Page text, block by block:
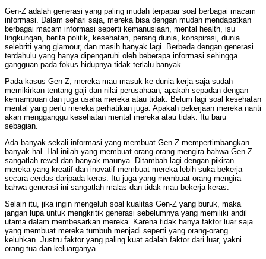
Gen-Z adalah generasi yang paling mudah terpapar soal berbagai macam
informasi. Dalam sehari saja, mereka bisa dengan mudah mendapatkan
berbagai macam informasi seperti kemanusiaan, mental health, isu
lingkungan, berita politik, kesehatan, perang dunia, konspirasi, dunia
selebriti yang glamour, dan masih banyak lagi. Berbeda dengan generasi
terdahulu yang hanya dipengaruhi oleh beberapa informasi sehingga
gangguan pada fokus hidupnya tidak terlalu banyak.
Pada kasus Gen-Z, mereka mau masuk ke dunia kerja saja sudah
memikirkan tentang gaji dan nilai perusahaan, apakah sepadan dengan
kemampuan dan juga usaha mereka atau tidak. Belum lagi soal kesehatan
mental yang perlu mereka perhatikan juga. Apakah pekerjaan mereka nanti
akan mengganggu kesehatan mental mereka atau tidak. Itu baru
sebagian.
Ada banyak sekali informasi yang membuat Gen-Z mempertimbangkan
banyak hal. Hal inilah yang membuat orang-orang mengira bahwa Gen-Z
sangatlah rewel dan banyak maunya. Ditambah lagi dengan pikiran
mereka yang kreatif dan inovatif membuat mereka lebih suka bekerja
secara cerdas daripada keras. Itu juga yang membuat orang mengira
bahwa generasi ini sangatlah malas dan tidak mau bekerja keras.
Selain itu, jika ingin mengeluh soal kualitas Gen-Z yang buruk, maka
jangan lupa untuk mengkritik generasi sebelumnya yang memiliki andil
utama dalam membesarkan mereka. Karena tidak hanya faktor luar saja
yang membuat mereka tumbuh menjadi seperti yang orang-orang
keluhkan. Justru faktor yang paling kuat adalah faktor dari luar, yakni
orang tua dan keluarganya.